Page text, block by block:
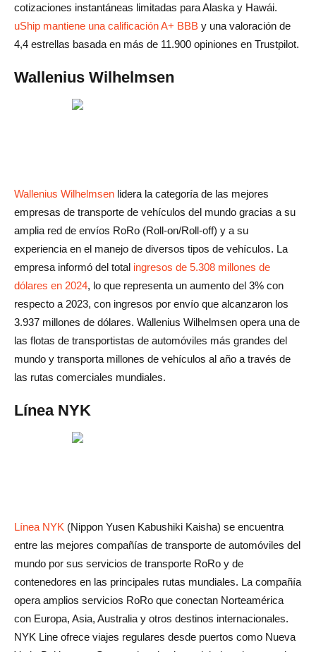
cotizaciones instantáneas limitadas para Alaska y Hawái.
uShip mantiene una calificación A+ BBB y una valoración de
4,4 estrellas basada en más de 11.900 opiniones en Trustpilot.
Wallenius Wilhelmsen
Wallenius Wilhelmsen lidera la categoría de las mejores
empresas de transporte de vehículos del mundo gracias a su
amplia red de envíos RoRo (Roll-on/Roll-off) y a su
experiencia en el manejo de diversos tipos de vehículos. La
empresa informó del total ingresos de 5.308 millones de
dólares en 2024, lo que representa un aumento del 3% con
respecto a 2023, con ingresos por envío que alcanzaron los
3.937 millones de dólares. Wallenius Wilhelmsen opera una de
las flotas de transportistas de automóviles más grandes del
mundo y transporta millones de vehículos al año a través de
las rutas comerciales mundiales.
Línea NYK
Línea NYK (Nippon Yusen Kabushiki Kaisha) se encuentra
entre las mejores compañías de transporte de automóviles del
mundo por sus servicios de transporte RoRo y de
contenedores en las principales rutas mundiales. La compañía
opera amplios servicios RoRo que conectan Norteamérica
con Europa, Asia, Australia y otros destinos internacionales.
NYK Line ofrece viajes regulares desde puertos como Nueva